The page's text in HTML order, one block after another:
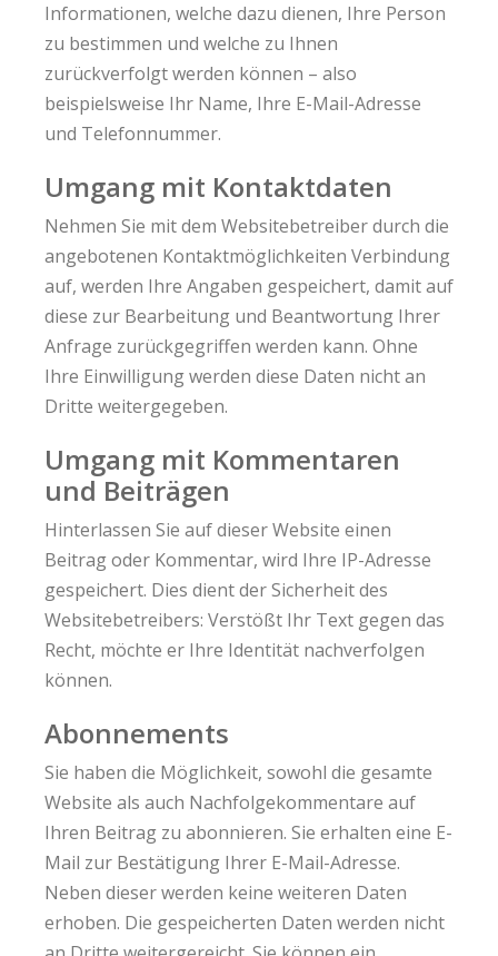
Informationen, welche dazu dienen, Ihre Person
zu bestimmen und welche zu Ihnen
zurückverfolgt werden können – also
beispielsweise Ihr Name, Ihre E-Mail-Adresse
und Telefonnummer.
Umgang mit Kontaktdaten
Nehmen Sie mit dem Websitebetreiber durch die
angebotenen Kontaktmöglichkeiten Verbindung
auf, werden Ihre Angaben gespeichert, damit auf
diese zur Bearbeitung und Beantwortung Ihrer
Anfrage zurückgegriffen werden kann. Ohne
Ihre Einwilligung werden diese Daten nicht an
Dritte weitergegeben.
Umgang mit Kommentaren
und Beiträgen
Hinterlassen Sie auf dieser Website einen
Beitrag oder Kommentar, wird Ihre IP-Adresse
gespeichert. Dies dient der Sicherheit des
Websitebetreibers: Verstößt Ihr Text gegen das
Recht, möchte er Ihre Identität nachverfolgen
können.
Abonnements
Sie haben die Möglichkeit, sowohl die gesamte
Website als auch Nachfolgekommentare auf
Ihren Beitrag zu abonnieren. Sie erhalten eine E-
Mail zur Bestätigung Ihrer E-Mail-Adresse.
Neben dieser werden keine weiteren Daten
erhoben. Die gespeicherten Daten werden nicht